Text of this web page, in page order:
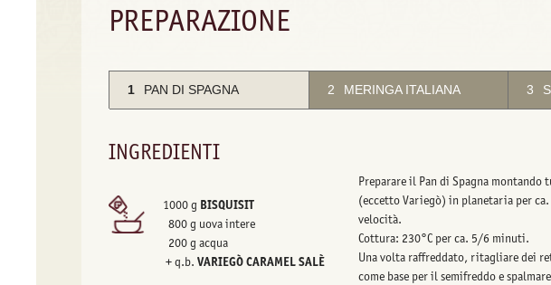
PREPARAZIONE
1 PAN DI SPAGNA 2 MERINGA ITALIANA 3
INGREDIENTI
1000 g BISQUISIT
800 g uova intere
200 g acqua
+ q.b. VARIEGÒ CARAMEL SALÈ
Preparare il Pan di Spagna
(eccetto Variegò) in planetaria per
velocità.
Cottura: 230°C per ca. 5/6 minuti.
Una volta raffreddato, ritagliare dei
come base per il semifreddo e